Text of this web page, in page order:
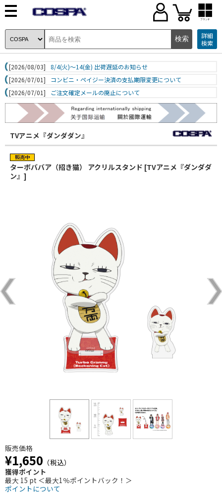
ブランド
詳細
検索
[2026/08/03]
8/4(火)～14(金) 出荷遅延のお知らせ
[2026/07/01]
コンビニ・ペイジー決済の支払期限変更について
[2026/07/01]
ご注文確定メールの廃止について
TVアニメ『ダンダダン』
ターボババア（招き猫） アクリルスタンド [TVアニメ『ダンダダ
ン』]
販売価格
¥1,650 （税込）
獲得ポイント
最大 15 pt ＜最大1％ポイントバック！＞
ポイントについて